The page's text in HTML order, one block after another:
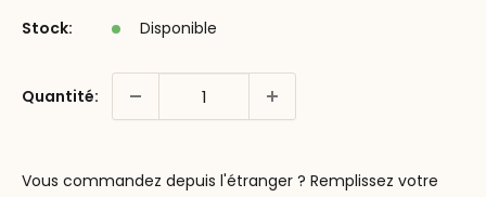
Stock: Disponible
Quantité:
Vous commandez depuis l'étranger ? Remplissez votre